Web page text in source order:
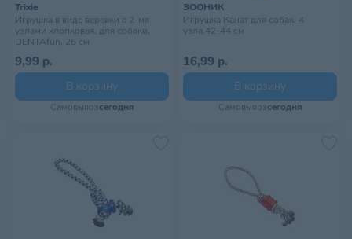
Trixie
Игрушка в виде веревки с 2-мя
узлами хлопковая, для собаки,
DENTAfun, 26 см
9,99 р.
В корзину
Самовывозсегодня
ЗООНИК
Игрушка Канат для собак, 4
узла,42-44 см
16,99 р.
В корзину
Самовывозсегодня